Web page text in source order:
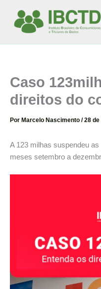
Caso
direitos do
Por Marcelo Nascimento /28 de
A 123 milhas suspendeu
meses setembro a